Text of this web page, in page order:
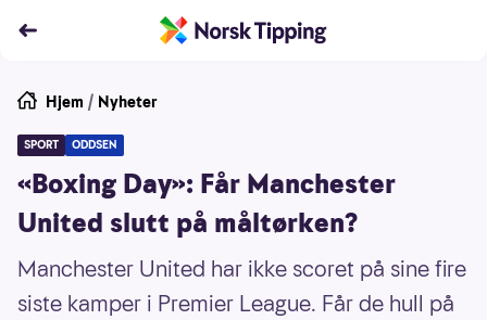
Hjem / Nyheter
SPORT ODDSEN
«Boxing Day»: Får Manchester
United slutt på måltørken?
Manchester United har ikke scoret på sine fire
siste kamper i Premier League. Får de hull på